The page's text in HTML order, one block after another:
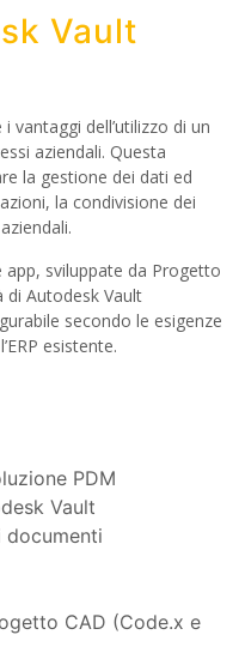
Vault
vantaggi dell’utilizzo di un
aziendali. Questa
la gestione dei dati ed
la condivisione dei
app, sviluppate da Progetto
di Autodesk Vault
secondo le esigenze
esistente.
PDM
Vault
documenti
CAD (Code.x e